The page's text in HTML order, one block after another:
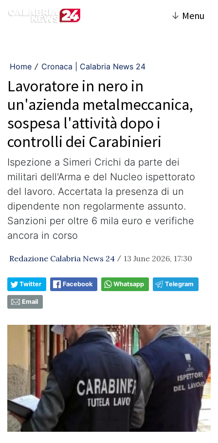
↓ Menu
Home / Cronaca | Calabria News 24
Lavoratore in nero in
un'azienda metalmeccanica,
sospesa l'attività dopo i
controlli dei Carabinieri
Ispezione a Simeri Crichi da parte dei
militari dell'Arma e del Nucleo ispettorato
del lavoro. Accertata la presenza di un
dipendente non regolarmente assunto.
Sanzioni per oltre 6 mila euro e verifiche
ancora in corso
Redazione Calabria News 24 / 13 June 2026, 17:30
Twitter Facebook Whatsapp Telegram
Email